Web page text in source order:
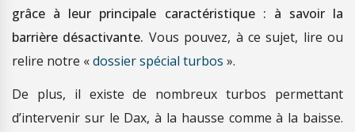
grâce à leur principale caractéristique : à savoir la
barrière désactivante. Vous pouvez, à ce sujet, lire ou
relire notre «dossier spécial turbos ».
De plus, il existe de nombreux turbos permettant
d’intervenir sur le Dax, à la hausse comme à la baisse.